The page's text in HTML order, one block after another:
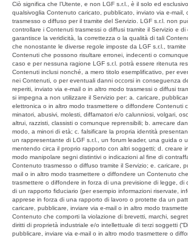
Ciò significa che l’Utente, e non LGF s.r.l., è il solo ed
qualsivoglia Contenuto caricato, pubblicato, inviato via e-mail,
trasmesso o diffuso per il tramite del Servizio. LGF s.r.l. non
controllare i Contenuti trasmessi o diffusi tramite il Servizio e
garantisce la veridicità, la correttezza o la qualità di tali
che nonostante le diverse regole imposte da LGF s.r.l., tramite
Contenuti che possono risultare erronei, indecenti o
caso e per nessuna ragione LGF s.r.l. potrà essere ritenuta
Contenuti inclusi nonché, a mero titolo esemplificativo, per
nei Contenuti, o per eventuali danni occorsi in conseguenza
reperiti, inviato via e-mail o in altro modo trasmessi o diffusi
si impegna a non utilizzare il Servizio per: a. caricare,
elettronica o in altro modo trasmettere o diffondere Contenuti
minatori, abusivi, molesti, diffamatori e/o calunniosi, volgari,
altrui, razzisti, classisti o comunque reprensibili; b. arrecare
modo, a minori di età; c. falsificare la propria identità
un rappresentante di LGF s.r.l., un forum leader, una guida o
mentendo circa il proprio rapporto con altri soggetti; d. creare
modo manipolare segni distintivi o indicazioni al fine di
Contenuto trasmesso o diffuso tramite il Servizio; e. caricare,
mail o in altro modo trasmettere o diffondere un Contenuto
trasmettere o diffondere in forza di una previsione di legge, di
di un rapporto fiduciario (per esempio informazioni riservate,
apprese in forza di una rapporto di lavoro o protette da un
caricare, pubblicare, inviare via e-mail o in altro modo
Contenuto che comporti la violazione di brevetti, marchi,
diritti di proprietà industriale e/o intellettuale di terzi soggetti
pubblicare, inviare via e-mail o in altro modo trasmettere o